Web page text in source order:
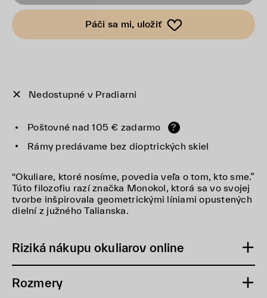
Páči sa mi, uložiť
Nedostupné v Pradiarni
Poštovné nad 105 € zadarmo
?
Rámy predávame bez dioptrických skiel
“Okuliare, ktoré nosíme, povedia veľa o tom, kto sme.”
Túto filozofiu razí značka Monokol, ktorá sa vo svojej
tvorbe inšpirovala geometrickými líniami opustených
dielní z južného Talianska.
Riziká nákupu okuliarov online
Rozmery